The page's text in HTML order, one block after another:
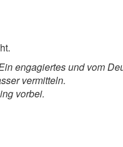
engagiertes und vom
vermitteln.
vorbei.